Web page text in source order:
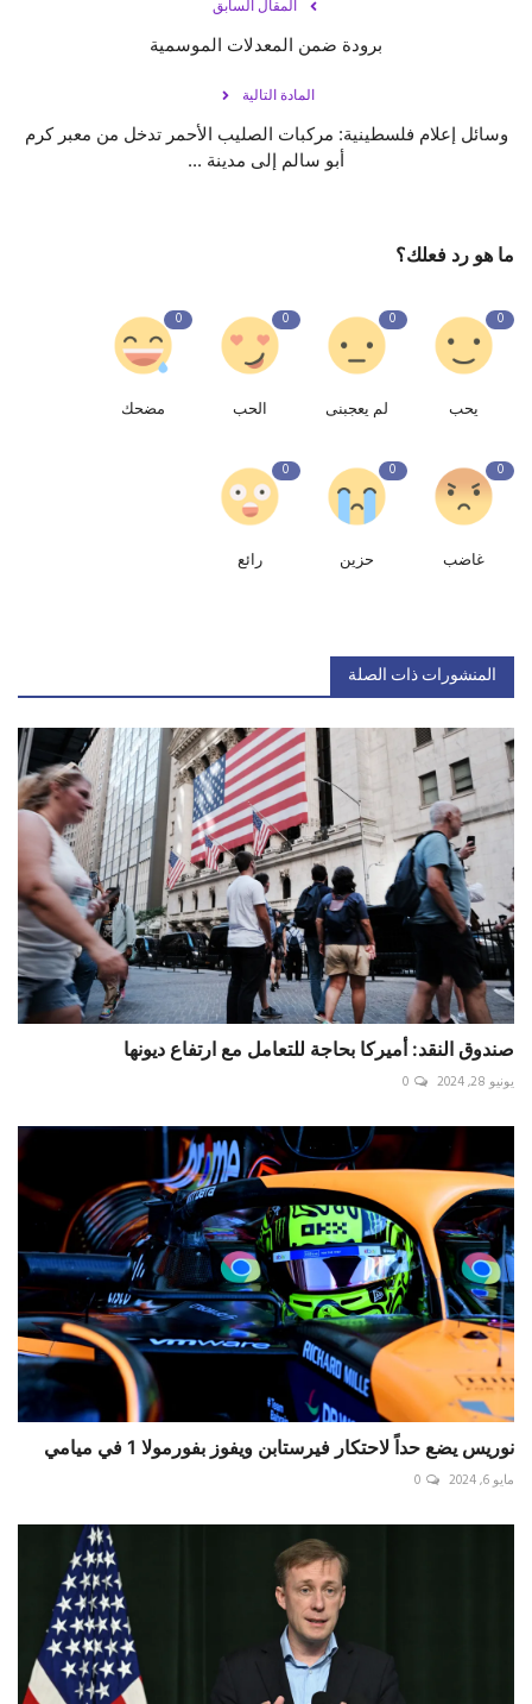
المقال السابق
برودة ضمن المعدلات الموسمية
المادة التالية
وسائل إعلام فلسطينية: مركبات الصليب الأحمر تدخل من معبر كرم
أبو سالم إلى مدينة ‎...
ما هو رد فعلك؟
0
يحب
0
لم يعجبنى
0
الحب
0
مضحك
0
غاضب
0
حزين
0
رائع
المنشورات ذات الصلة
صندوق النقد: أميركا بحاجة للتعامل مع ارتفاع ديونها
يونيو 28, 2024 0
نوريس يضع حداً لاحتكار فيرستابن ويفوز بفورمولا 1 في ميامي
مايو 6, 2024 0